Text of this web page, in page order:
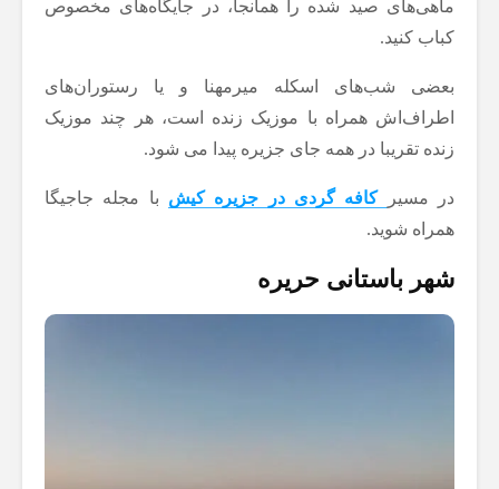
ماهی‌های صید شده را همانجا، در جایگاه‌های مخصوص
کباب کنید.
بعضی شب‌های اسکله میرمهنا و یا رستوران‌های
اطراف‌اش همراه با موزیک زنده است، هر چند موزیک
زنده تقریبا در همه جای جزیره پیدا می شود.
در مسیر کافه گردی در جزیره کیش با مجله جاجیگا
همراه شوید.
شهر باستانی حریره